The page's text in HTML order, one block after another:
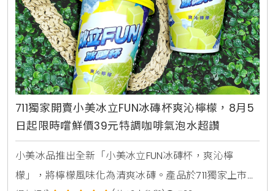
711獨家開賣小美冰立FUN冰磚杯爽沁檸檬，8月5
日起限時嚐鮮價39元特調咖啡氣泡水超讚
小美冰品推出全新「小美冰立FUN冰磚杯，爽沁檸
檬」，將檸檬風味化為清爽冰磚。產品於711獨家上市，